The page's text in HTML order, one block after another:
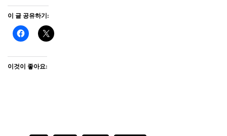
이 글 공유하기:
이것이 좋아요: